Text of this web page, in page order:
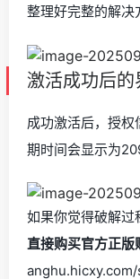
整理好完整的解决
激活成功后的
成功激活后，授
期时间会显示为
如果你觉得破解过
直接购买官方正版